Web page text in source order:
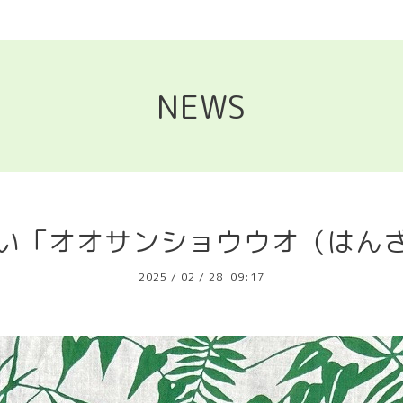
NEWS
「オオサンショウウオ（はん
2025 / 02 / 28 09:17